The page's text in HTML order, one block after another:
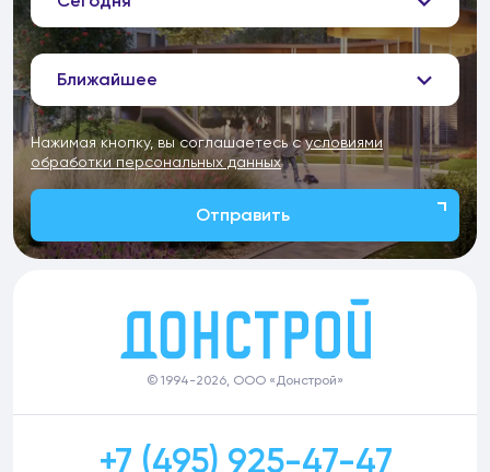
Ближайшее
Нажимая кнопку, вы соглашаетесь сусловиями
обработки персональных данных
Отправить
© 1994-2026, ООО «Донстрой»
+7 (495) 925-47-47